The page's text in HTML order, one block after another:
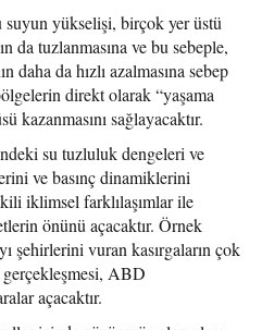
yükselişi, birçok yer üstü
da tuzlanmasına ve bu sebeple,
daha da hızlı azalmasına sebep
direkt olarak “yaşama
kazanmasını sağlayacaktır.
su tuzluluk dengeleri ve
ve basınç dinamiklerini
iklimsel farklılaşımlar ile
önünü açacaktır. Örnek
şehirlerini vuran kasırgaların çok
gerçekleşmesi, ABD
açacaktır.